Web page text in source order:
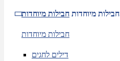
חבילות מיוחדות חבילות מיוחדות
חבילות מיוחדות
דילים לחגים